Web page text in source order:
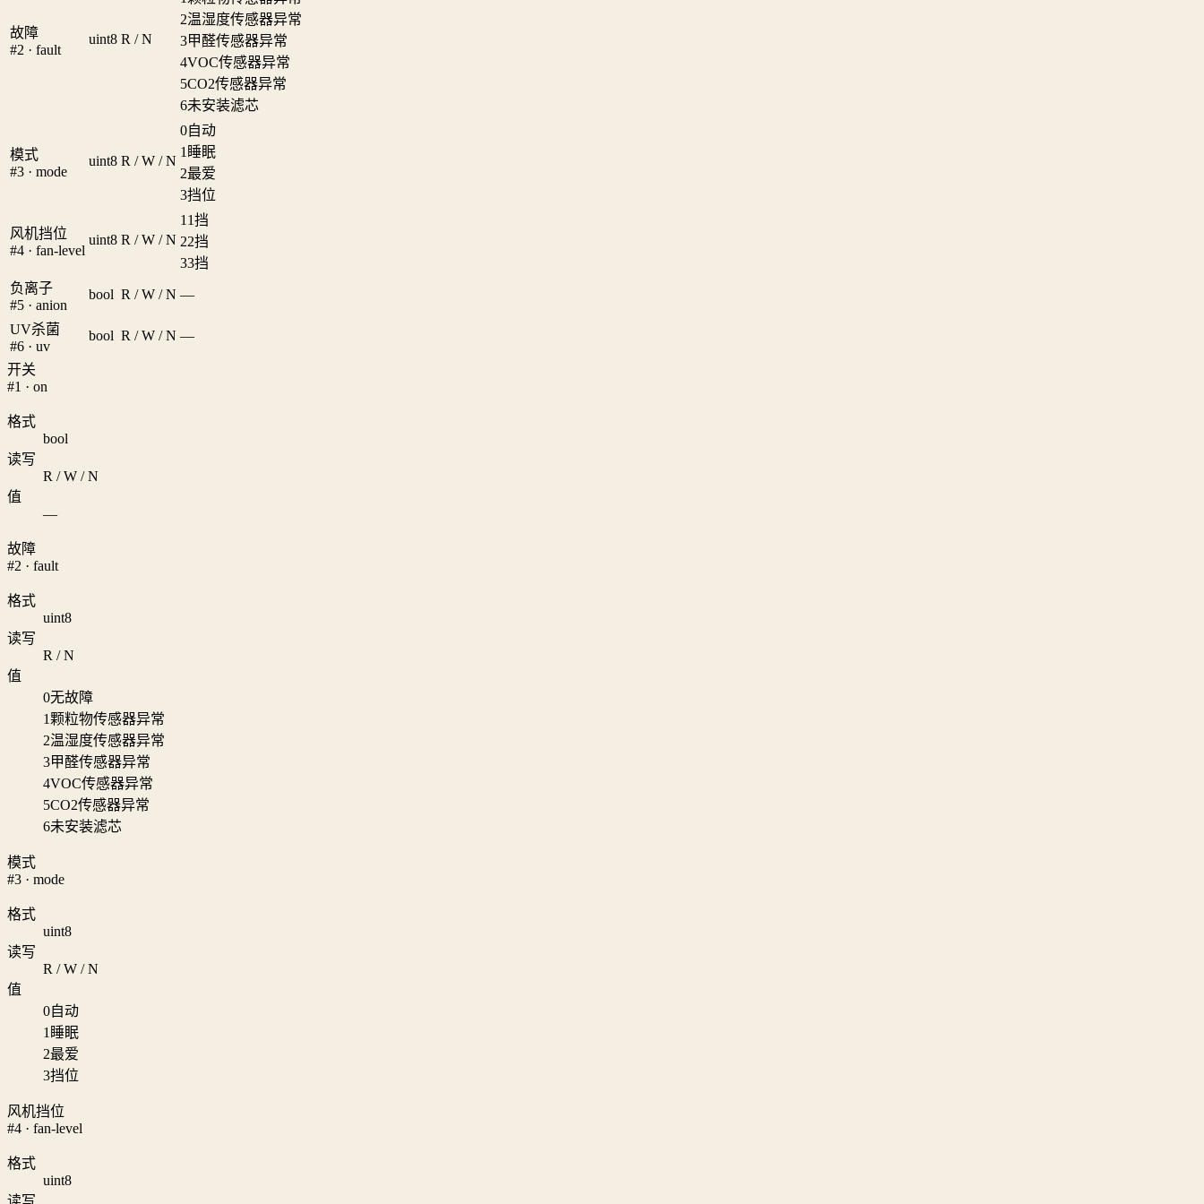
故障
#2 · fault
uint8 R / N
2温湿度传感器异常
3甲醛传感器异常
4VOC传感器异常
5CO2传感器异常
6未安装滤芯
模式
#3 · mode
uint8 R / W / N
0自动
1 睡眠
2最爱
3挡位
风机挡位
#4 · fan-level
uint8 R / W / N
1 1挡
22挡
33挡
负离子
#5 · anion
bool R / W / N —
UV杀菌
#6 · uv
bool R / W / N —
开关
#1 · on
格式
bool
读写
R / W / N
值
—
故障
#2 · fault
格式
uint8
读写
R / N
值
0无故障
1颗粒物传感器异常
2温湿度传感器异常
3甲醛传感器异常
4VOC传感器异常
5CO2传感器异常
6未安装滤芯
模式
#3 · mode
格式
uint8
读写
R / W / N
值
0自动
1 睡眠
2最爱
3挡位
风机挡位
#4 · fan-level
格式
uint8
读写